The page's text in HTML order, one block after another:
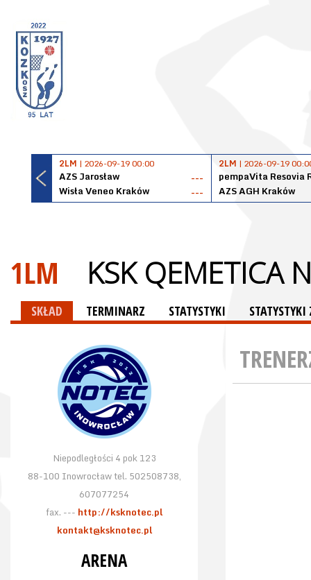
2LM | 2026-09-19 00:00
AZS Jarosław
---
Wisła Veneo Kraków
---
2LM | 2026-09-19
pempaVita Resovia
AZS AGH Kraków
1LM KSK QEMETICA
SKŁAD TERMINARZ STATYSTYKI
Niepodległości 4 pok 123
88-100 Inowrocław tel. 502508738,
607077254
fax. --- http://ksknotec.pl
kontakt@ksknotec.pl
ARENA